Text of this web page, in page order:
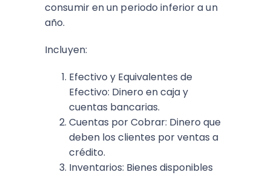
consumir en un periodo inferior a un
año.
Incluyen:
Efectivo y Equivalentes de
Efectivo: Dinero en caja y
cuentas bancarias.
Cuentas por Cobrar: Dinero que
deben los clientes por ventas a
crédito.
Inventarios: Bienes disponibles